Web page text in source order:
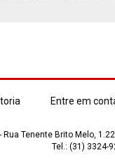
Entre em
Tenente Brito Melo,
Tel.: (31) 3324-